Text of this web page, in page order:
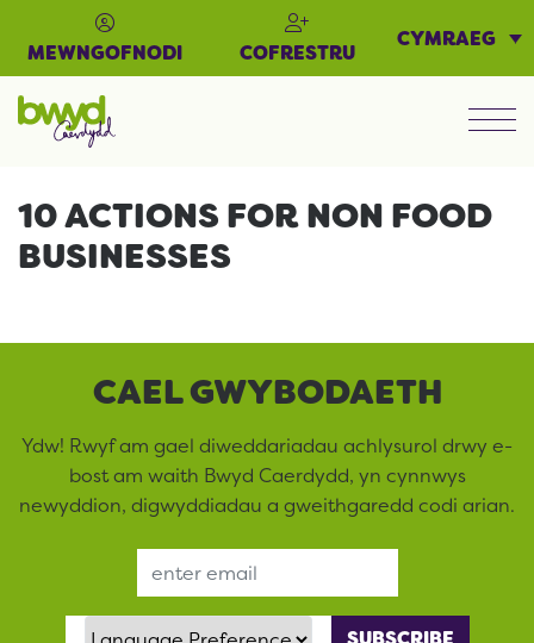
MEWNGOFNODI COFRESTRU
CYMRAEG
10 ACTIONS FOR NON FOOD
BUSINESSES
CAEL GWYBODAETH
Ydw! Rwyf am gael diweddariadau achlysurol drwy e-
bost am waith Bwyd Caerdydd, yn cynnwys
newyddion, digwyddiadau a gweithgaredd codi arian.
Language Preference